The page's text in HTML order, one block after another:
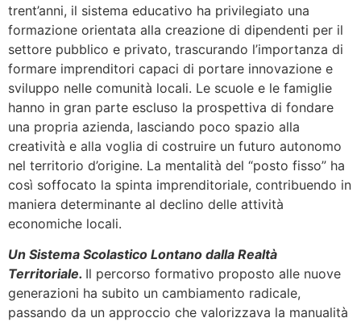
trent’anni, il sistema educativo ha privilegiato una
formazione orientata alla creazione di dipendenti per il
settore pubblico e privato, trascurando l’importanza di
formare imprenditori capaci di portare innovazione e
sviluppo nelle comunità locali. Le scuole e le famiglie
hanno in gran parte escluso la prospettiva di fondare
una propria azienda, lasciando poco spazio alla
creatività e alla voglia di costruire un futuro autonomo
nel territorio d’origine. La mentalità del “posto fisso” ha
così soffocato la spinta imprenditoriale, contribuendo in
maniera determinante al declino delle attività
economiche locali.
Un Sistema Scolastico Lontano dalla Realtà
Territoriale. Il percorso formativo proposto alle nuove
generazioni ha subito un cambiamento radicale,
passando da un approccio che valorizzava la manualità